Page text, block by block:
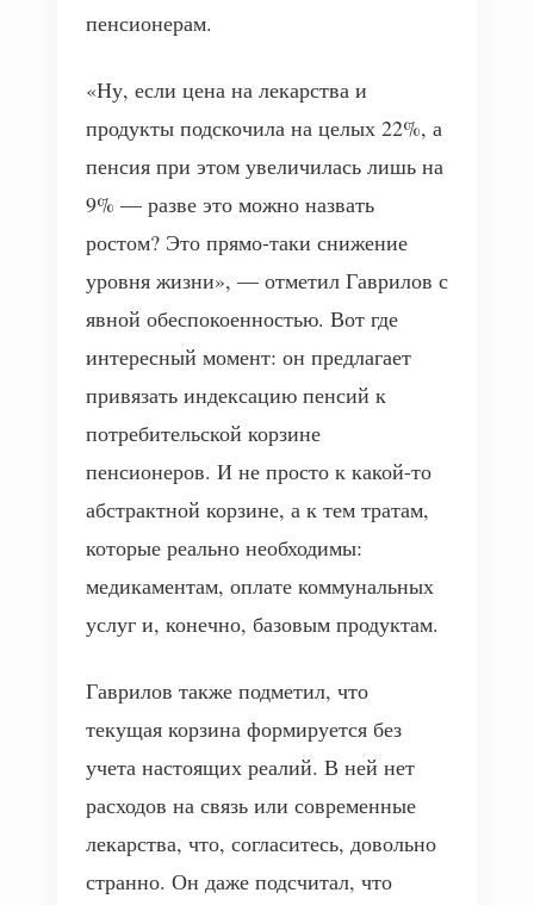
пенсионерам.
«Ну, если цена на лекарства и
продукты подскочила на целых 22%, а
пенсия при этом увеличилась лишь на
9% — разве это можно назвать
ростом? Это прямо-таки снижение
уровня жизни», — отметил Гаврилов с
явной обеспокоенностью. Вот где
интересный момент: он предлагает
привязать индексацию пенсий к
потребительской корзине
пенсионеров. И не просто к какой-то
абстрактной корзине, а к тем тратам,
которые реально необходимы:
медикаментам, оплате коммунальных
услуг и, конечно, базовым продуктам.
Гаврилов также подметил, что
текущая корзина формируется без
учета настоящих реалий. В ней нет
расходов на связь или современные
лекарства, что, согласитесь, довольно
странно. Он даже подсчитал, что